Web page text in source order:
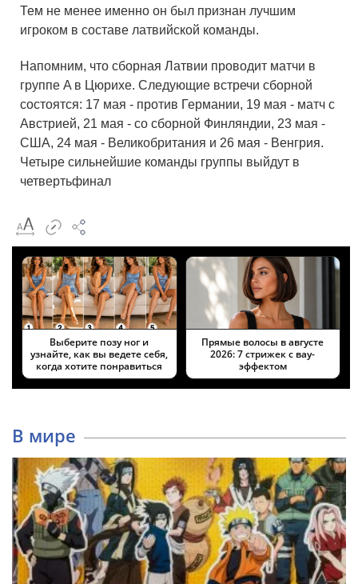
Тем не менее именно он был признан лучшим
игроком в составе латвийской команды.
Напомним, что сборная Латвии проводит матчи в
группе A в Цюрихе. Следующие встречи сборной
состоятся: 17 мая - против Германии, 19 мая - матч с
Австрией, 21 мая - со сборной Финляндии, 23 мая -
США, 24 мая - Великобритания и 26 мая - Венгрия.
Четыре сильнейшие команды группы выйдут в
четвертьфинал
Выберите позу ног и
узнайте, как вы ведете себя,
когда хотите понравиться
Прямые волосы в августе
2026: 7 стрижек с вау-
эффектом
В мире